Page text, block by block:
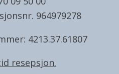
964979278
4213.37.61807
resepsjon.